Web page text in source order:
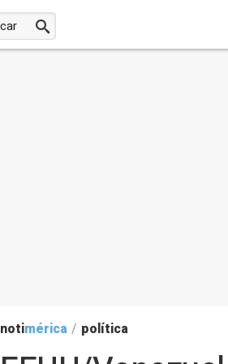
notimérica / política